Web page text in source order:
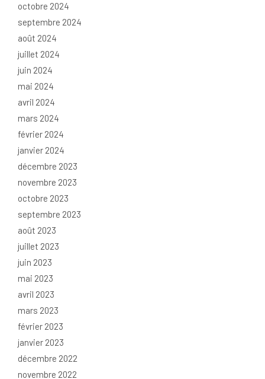
octobre 2024
septembre 2024
août 2024
juillet 2024
juin 2024
mai 2024
avril 2024
mars 2024
février 2024
janvier 2024
décembre 2023
novembre 2023
octobre 2023
septembre 2023
août 2023
juillet 2023
juin 2023
mai 2023
avril 2023
mars 2023
février 2023
janvier 2023
décembre 2022
novembre 2022